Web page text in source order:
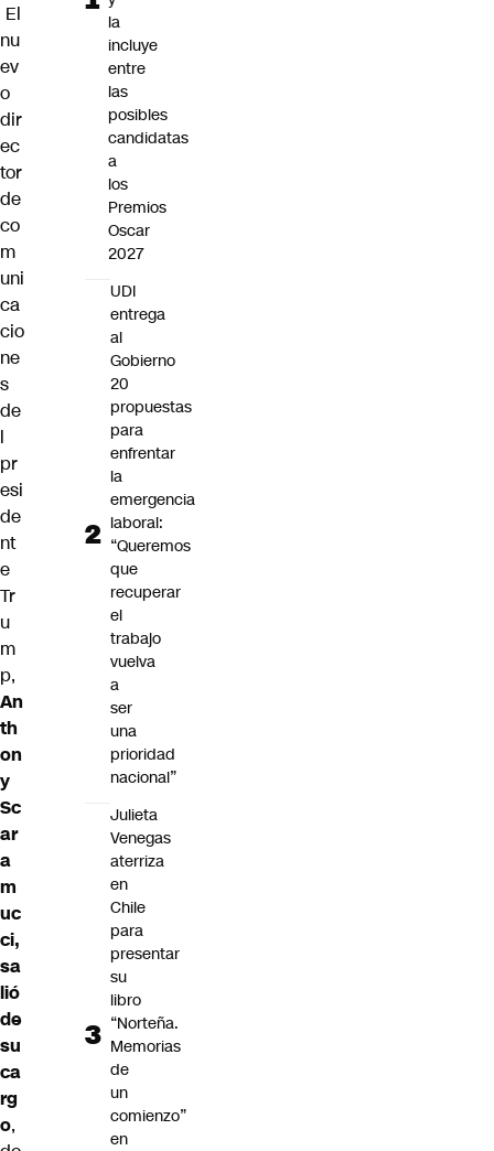
El
nu
ev
o
dir
ec
tor
de
co
m
uni
ca
cio
ne
s
de
l
pr
esi
de
nt
e
Tr
u
m
p,
An
th
on
y
Sc
ar
a
m
uc
ci,
sa
lió
de
su
ca
rg
o,
la
incluye
entre
las
posibles
candidatas
a
los
Premios
Oscar
2027
UDI
entrega
al
Gobierno
20
propuestas
para
enfrentar
la
emergencia
laboral:
“Queremos
que
recuperar
el
trabajo
vuelva
a
ser
una
prioridad
nacional”
Julieta
Venegas
aterriza
en
Chile
para
presentar
su
libro
“Norteña.
Memorias
de
un
comienzo”
en